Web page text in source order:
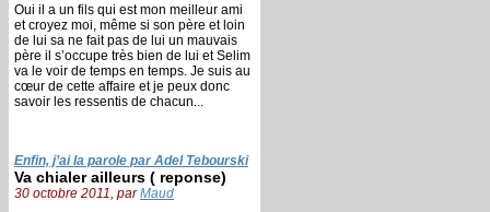
Oui il a un fils qui est mon meilleur ami
et croyez moi, même si son père et loin
de lui sa ne fait pas de lui un mauvais
père il s’occupe très bien de lui et Selim
va le voir de temps en temps. Je suis au
cœur de cette affaire et je peux donc
savoir les ressentis de chacun...
Enfin, j’ai la parole par Adel Tebourski
Va chialer ailleurs ( reponse)
30 octobre 2011, parMaud